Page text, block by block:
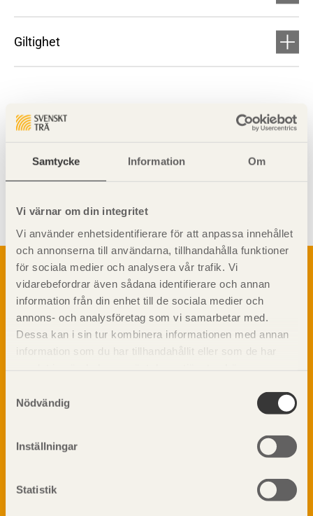
Samtycke Information Om
Vi värnar om din integritet
Vi använder enhetsidentifierare för att anpassa innehållet
och annonserna till användarna, tillhandahålla funktioner
för sociala medier och analysera vår trafik. Vi
vidarebefordrar även sådana identifierare och annan
information från din enhet till de sociala medier och
annons- och analysföretag som vi samarbetar med.
Dessa kan i sin tur kombinera informationen med annan
information som du har tillhandahållit eller som de har
Nödvändig
Inställningar
Statistik
Giltighet
Om trä
Materialet trä
Skogsbruk
Barrträdets uppbyggnad
Träets egenskaper och kvalitet
Kemisk behandling
Fakta om Limträ
Fukt
Ljud
TräGuiden är den digitala handboken för trä och
materialet trä samt instruktioner för byggande
med trä.
Prenumerera på TräGuidens nyhetsbrev!